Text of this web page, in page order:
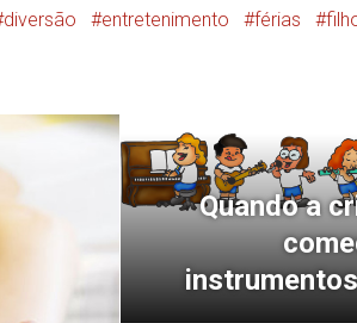
diversão entretenimento férias
Quando a